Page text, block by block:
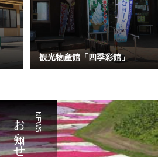
観光物産館「四季彩館」
NEWS
お知らせ